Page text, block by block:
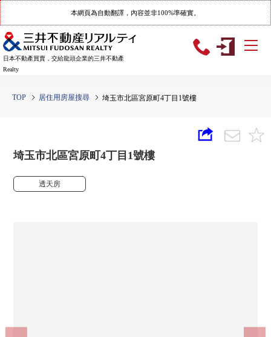
本網頁為自動翻譯，內容並非100%準確實。
日本不動產買賣，交給龍頭企業的三井不動產
Realty
TOP 居住用房屋搜尋 埼玉市北區宮原町4丁目1號樓
埼玉市北區宮原町4丁目1號樓
透天房